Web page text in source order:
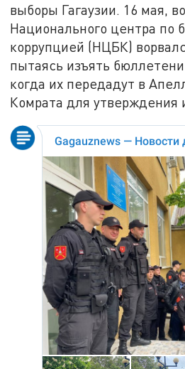
выборы Гагаузии. 16 мая,
Национального центра по
коррупцией (НЦБК)
пытаясь изъять
когда их передадут в
Комрата для утверждения